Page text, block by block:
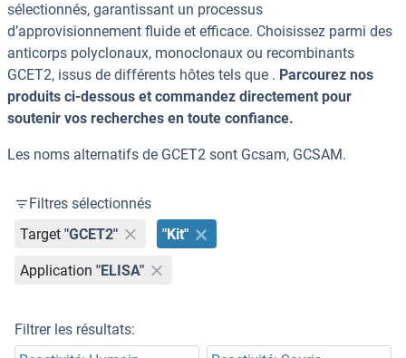
sélectionnés, garantissant un processus
d’approvisionnement fluide et efficace. Choisissez parmi des
anticorps polyclonaux, monoclonaux ou recombinants
GCET2, issus de différents hôtes tels que . Parcourez nos
produits ci-dessous et commandez directement pour
soutenir vos recherches en toute confiance.
Les noms alternatifs de GCET2 sont Gcsam, GCSAM.
Filtres sélectionnés
Target "GCET2" "Kit"
Application "ELISA"
Filtrer les résultats: